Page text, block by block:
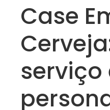
Case
serviço